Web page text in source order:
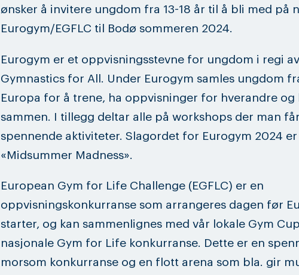
ønsker å invitere ungdom fra 13-18 år til å bli med på
Eurogym/EGFLC til Bodø sommeren 2024.
Eurogym er et oppvisningsstevne for ungdom i regi
Gymnastics for All. Under Eurogym samles ungdom
Europa for å trene, ha oppvisninger for hverandre og
sammen. I tillegg deltar alle på workshops der man
spennende aktiviteter. Slagordet for Eurogym 2024 er
«Midsummer Madness».
European Gym for Life Challenge (EGFLC) er en
oppvisningskonkurranse som arrangeres dagen før
starter, og kan sammenlignes med vår lokale Gym
nasjonale Gym for Life konkurranse. Dette er en
morsom konkurranse og en flott arena som bla. gir